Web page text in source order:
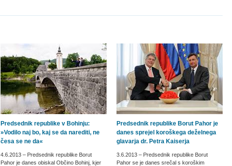
Predsednik republike v Bohinju:
»Vodilo naj bo, kaj se da narediti, ne
česa se ne da«
4.6.2013 – Predsednik republike Borut
Pahor je danes obiskal Občino Bohinj, kjer
Predsednik republike Borut Pahor je
danes sprejel koroškega deželnega
glavarja dr. Petra Kaiserja
3.6.2013 – Predsednik republike Borut
Pahor se je danes srečal s koroškim